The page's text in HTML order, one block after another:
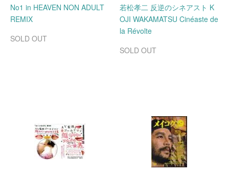
No1 in HEAVEN NON ADULT
REMIX
SOLD OUT
若松孝二 反逆のシネアスト K
OJI WAKAMATSU Cinéaste de
la Révolte
SOLD OUT